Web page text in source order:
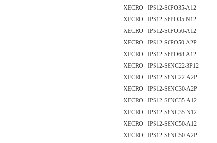
XECRO IPS12-S6PO35-A12
XECRO IPS12-S6PO35-N12
XECRO IPS12-S6PO50-A12
XECRO IPS12-S6PO50-A2P
XECRO IPS12-S6PO68-A12
XECRO IPS12-S8NC22-3P12
XECRO IPS12-S8NC22-A2P
XECRO IPS12-S8NC30-A2P
XECRO IPS12-S8NC35-A12
XECRO IPS12-S8NC35-N12
XECRO IPS12-S8NC50-A12
XECRO IPS12-S8NC50-A2P